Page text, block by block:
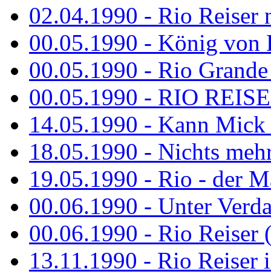
02.04.1990 - Rio
00.05.1990 - König von
00.05.1990 - Rio
00.05.1990 - RIO
14.05.1990 - Kann Mick
18.05.1990 - Nichts
19.05.1990 - Rio - der
00.06.1990 - Unter
00.06.1990 - Rio Reiser
13.11.1990 - Rio Reiser